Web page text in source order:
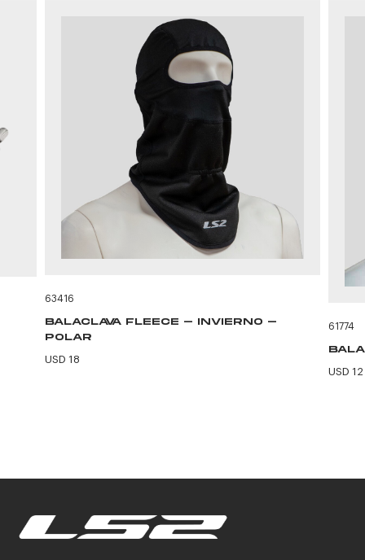
63416
BALACLAVA FLEECE - INVIERNO -
POLAR
USD 18
61774
USD 12